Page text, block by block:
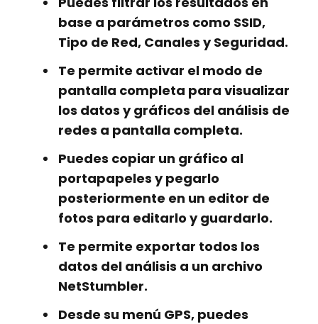
base a parámetros como SSID,
Tipo de Red, Canales y Seguridad.
Te permite activar el modo de
pantalla completa para visualizar
los datos y gráficos del análisis de
redes a pantalla completa.
Puedes copiar un gráfico al
portapapeles y pegarlo
posteriormente en un editor de
fotos para editarlo y guardarlo.
Te permite exportar todos los
datos del análisis a un archivo
NetStumbler.
Desde su menú GPS, puedes